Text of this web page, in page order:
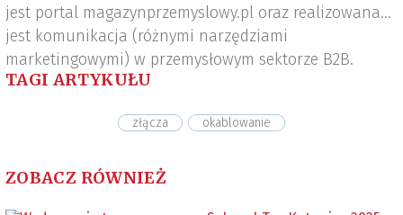
jest portal magazynprzemyslowy.pl oraz realizowana
jest komunikacja (różnymi narzędziami
marketingowymi) w przemysłowym sektorze B2B.
TAGI ARTYKUŁU
złącza okablowanie
ZOBACZ RÓWNIEŻ